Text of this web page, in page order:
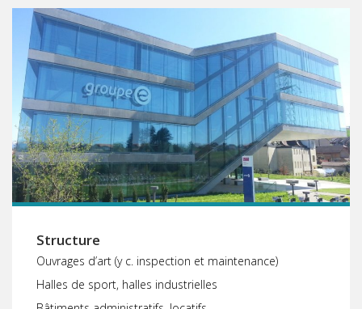
Structure
Ouvrages d’art (y c. inspection et maintenance)
Halles de sport, halles industrielles